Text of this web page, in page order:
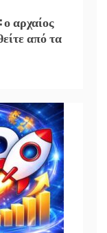
αρχαίος
από τα